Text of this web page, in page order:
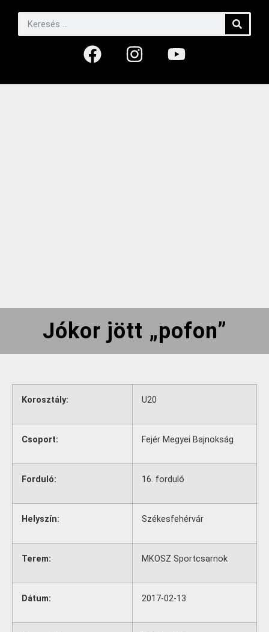
Jókor jött „pofon”
Korosztály: U20
Csoport: Fejér Megyei Bajnokság
Forduló: 16. forduló
Helyszín: Székesfehérvár
Terem: MKOSZ Sportcsarnok
Dátum: 2017-02-13